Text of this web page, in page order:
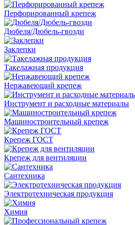
Перфорированный крепеж
Дюбеля/Дюбель-гвозди
Заклепки
Такелажная продукция
Нержавеющий крепеж
Инструмент и расходные материалы
Машиностроительный крепеж
Крепеж ГОСТ
Крепеж для вентиляции
Сантехника
Электротехническая продукция
Химия